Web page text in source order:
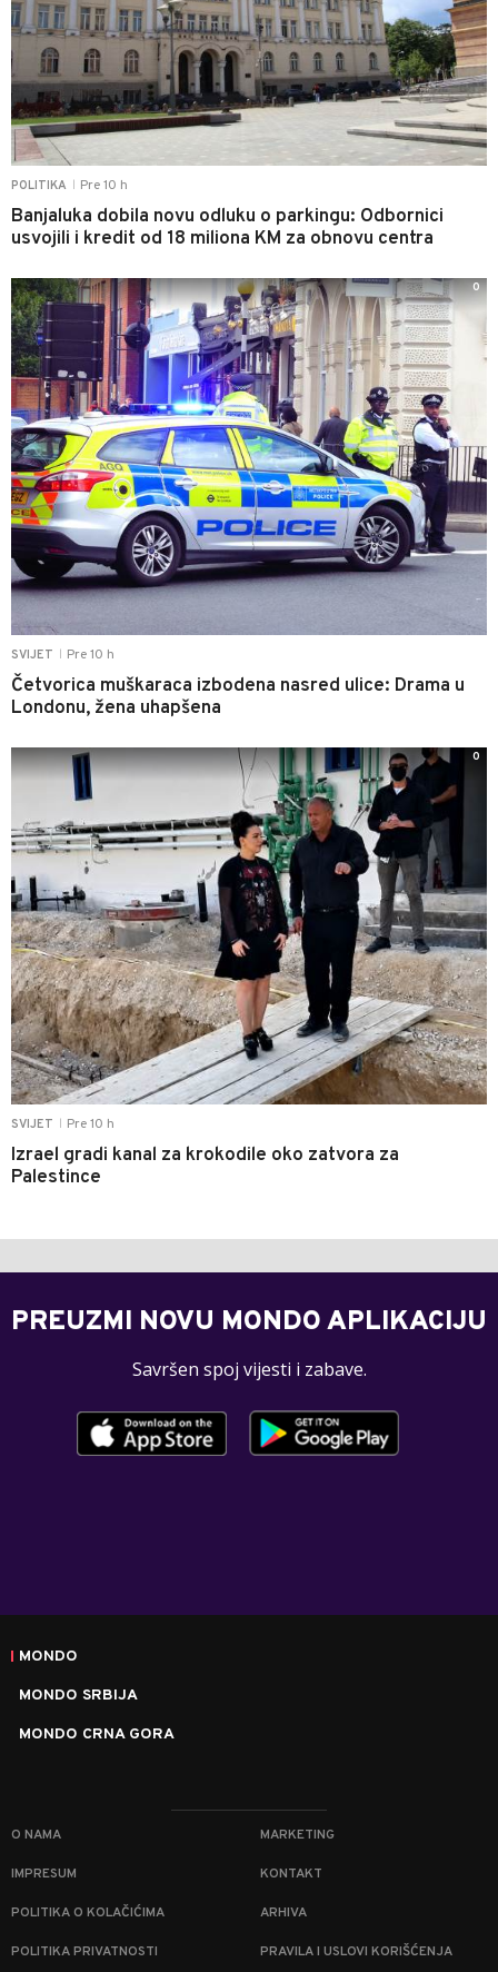
POLITIKA Pre 10 h
Banjaluka dobila novu odluku o parkingu: Odbornici
usvojili i kredit od 18 miliona KM za obnovu centra
SVIJET Pre 10 h
Četvorica muškaraca izbodena nasred ulice: Drama u
Londonu, žena uhapšena
0
SVIJET Pre 10 h
Izrael gradi kanal za krokodile oko zatvora za
Palestince
0
PREUZMI NOVU MONDO APLIKACIJU
Savršen spoj vijesti i zabave.
MONDO
MONDO SRBIJA
MONDO CRNA GORA
O NAMA MARKETING
IMPRESUM KONTAKT
POLITIKA O KOLAČIĆIMA ARHIVA
POLITIKA PRIVATNOSTI PRAVILA I USLOVI KORIŠĆENJA